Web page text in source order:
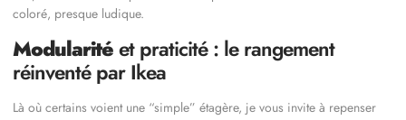
coloré, presque ludique.
Modularitéet praticité : le rangement
réinventé par Ikea
Là où certains voient une “simple” étagère, je vous invite à repenser